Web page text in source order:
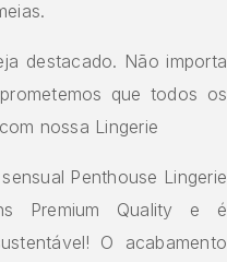
destacado. Não importa
que todos os
nossa Lingerie
Penthouse Lingerie
Premium Quality e é
O acabamento